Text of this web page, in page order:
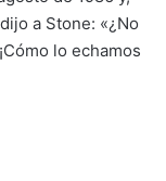
a Stone: «¿No
lo echamos